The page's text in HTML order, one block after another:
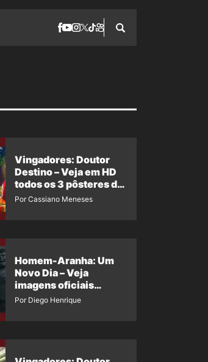
Vingadores: Doutor
Destino – Veja em HD
todos os 3 pôsteres de
‘Doomsday’ + 1 imagem
Por Cassiano Meneses
Homem-Aranha: Um
Novo Dia – Veja
imagens oficiais
descartadas do Hulk
Por Diego Henrique